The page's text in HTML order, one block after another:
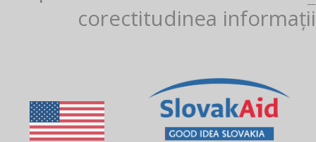
corectitudinea